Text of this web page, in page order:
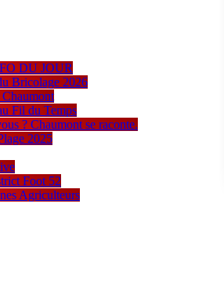
DU JOUR
Bricolage 2026
Fil du Temps
? Chaumont se raconte.
2025
Foot 52
Agriculteurs